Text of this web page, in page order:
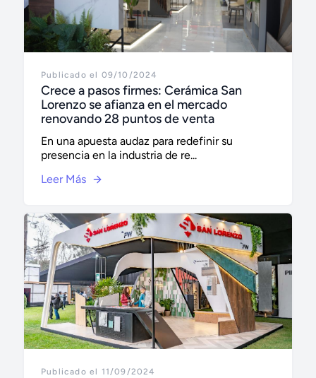
Publicado el 09/10/2024
Crece a pasos firmes: Cerámica San
Lorenzo se afianza en el mercado
renovando 28 puntos de venta
En una apuesta audaz para redefinir su
presencia en la industria de re...
Leer Más
Publicado el 11/09/2024